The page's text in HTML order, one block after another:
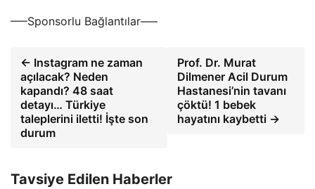
—–Sponsorlu Bağlantılar—–
← Instagram ne zaman
açılacak? Neden
kapandı? 48 saat
detayı… Türkiye
taleplerini iletti! İşte son
durum
Prof. Dr. Murat
Dilmener Acil Durum
Hastanesi’nin tavanı
çöktü! 1 bebek
hayatını kaybetti →
Tavsiye Edilen Haberler